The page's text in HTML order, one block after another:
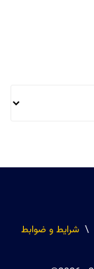
\ شرایط و ضوابط